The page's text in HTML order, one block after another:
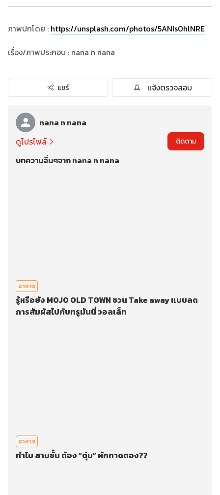
ภาพปกโดย : https://unsplash.com/photos/5ANIs0hlNRE
เรื่อง/ภาพประกอบ : nana n nana
แชร์ แจ้งตรวจสอบ
nana n nana
ดูโปรไฟล์
ติดตาม
บทความอื่นๆจาก nana n nana
อาหาร
รู้หรือยัง MOJO OLD TOWN ชวน Take away แบบลด
การสัมผัสไปกับทรูมันนี่ วอลเล็ท
อาหาร
ทำไม สามชั้น ต้อง “ตุ๋น” ผักกาดดอง??